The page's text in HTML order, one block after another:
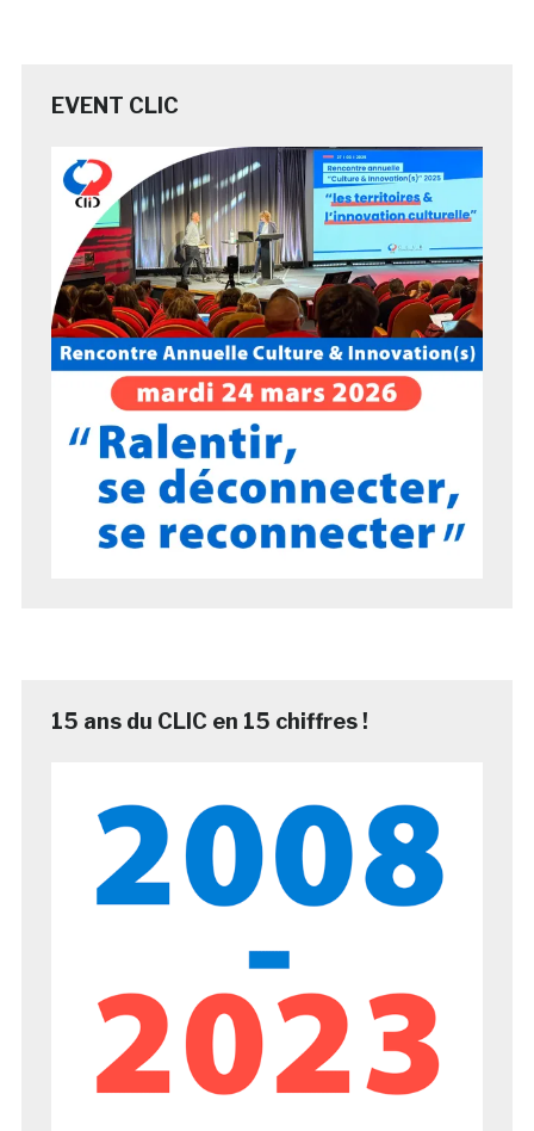
EVENT CLIC
15 ans du CLIC en 15 chiffres !